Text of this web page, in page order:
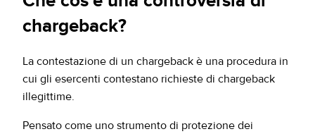
chargeback?
La contestazione di un chargeback è una procedura in
cui gli esercenti contestano richieste di chargeback
illegittime.
Pensato come uno strumento di protezione dei